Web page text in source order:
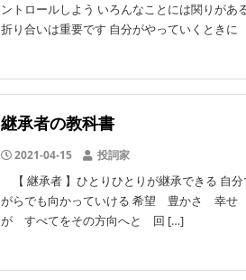
ントロールしよう いろんなことには関りが
折り合いは重要です 自分がやっていくとき
継承者の教科書
2021-04-15 投詞家
【 継承者 】ひとりひとりが継承できる 自
がらでも向かっていける 希望 豊かさ 幸
が すべてをその方向へと 回 […]